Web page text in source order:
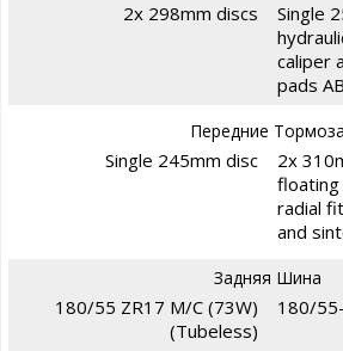
2x 298mm discs
Single
caliper
pads
Передние Тормоза
Single 245mm disc
2x
floating
radial
and
Задняя Шина
180/55 ZR17 M/C (73W)
(Tubeless)
180/